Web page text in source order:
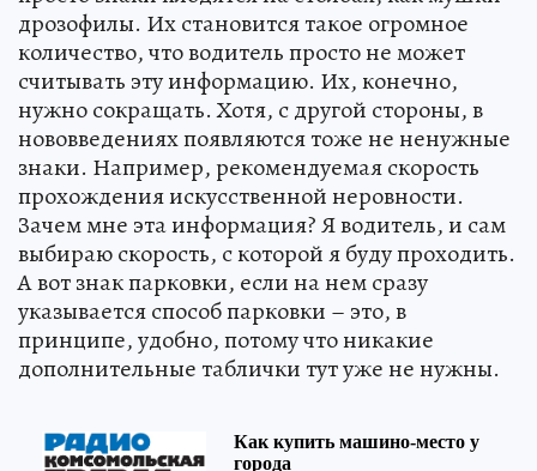
дрозофилы. Их становится такое огромное
количество, что водитель просто не может
считывать эту информацию. Их, конечно,
нужно сокращать. Хотя, с другой стороны, в
нововведениях появляются тоже не ненужные
знаки. Например, рекомендуемая скорость
прохождения искусственной неровности.
Зачем мне эта информация? Я водитель, и сам
выбираю скорость, с которой я буду проходить.
А вот знак парковки, если на нем сразу
указывается способ парковки – это, в
принципе, удобно, потому что никакие
дополнительные таблички тут уже не нужны.